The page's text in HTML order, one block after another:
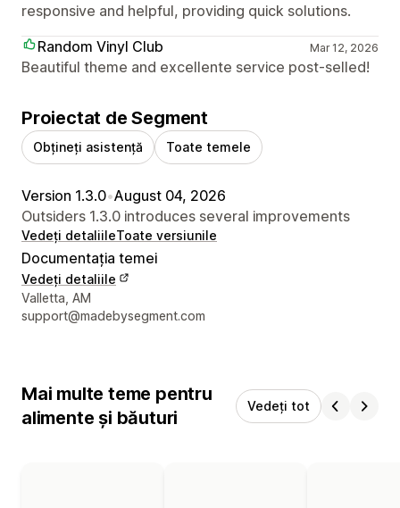
responsive and helpful, providing quick solutions.
Random Vinyl Club
Mar 12, 2026
Beautiful theme and excellente service post-selled!
Proiectat de Segment
Obțineți asistență Toate temele
Version 1.3.0•August 04, 2026
Outsiders 1.3.0 introduces several improvements
Vedeți detaliileToate versiunile
Documentația temei
Vedeți detaliile
Detaliile de contact ale designerului
Valletta, AM
support@madebysegment.com
Mai multe teme pentru
alimente și băuturi
Vedeți tot